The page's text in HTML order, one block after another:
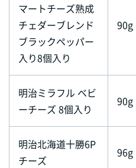
マートチーズ熟成
チェダーブレンド
ブラックペッパー
入り8個入り
90g
明治ミラフル ベビ
ーチーズ 8個入り
90g
明治北海道十勝6P
チーズ
96g